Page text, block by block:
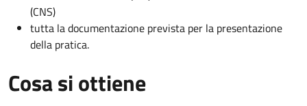
(CNS)
tutta la documentazione prevista per la presentazione
della pratica.
Cosa si ottiene